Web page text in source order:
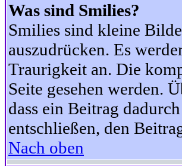
Was sind Smilies?
Smilies sind kleine
auszudrücken. Es
Traurigkeit an. Die
Seite gesehen werden.
dass ein Beitrag
entschließen, den
Nach oben